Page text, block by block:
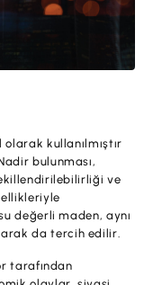
kullanılmıştır
bulunması,
ve
değerli maden, aynı
da tercih edilir.
tarafından